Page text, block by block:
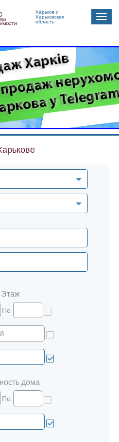
Харьков и
Харьковская
область
Toggle
Этаж
По
дома
По